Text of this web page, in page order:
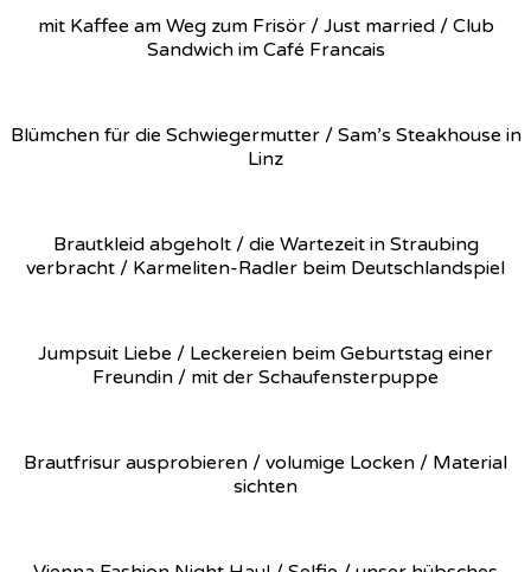
mit Kaffee am Weg zum Frisör / Just married / Club
Sandwich im Café Francais
Blümchen für die Schwiegermutter / Sam’s Steakhouse in
Linz
Brautkleid abgeholt / die Wartezeit in Straubing
verbracht / Karmeliten-Radler beim Deutschlandspiel
Jumpsuit Liebe / Leckereien beim Geburtstag einer
Freundin / mit der Schaufensterpuppe
Brautfrisur ausprobieren / volumige Locken / Material
sichten